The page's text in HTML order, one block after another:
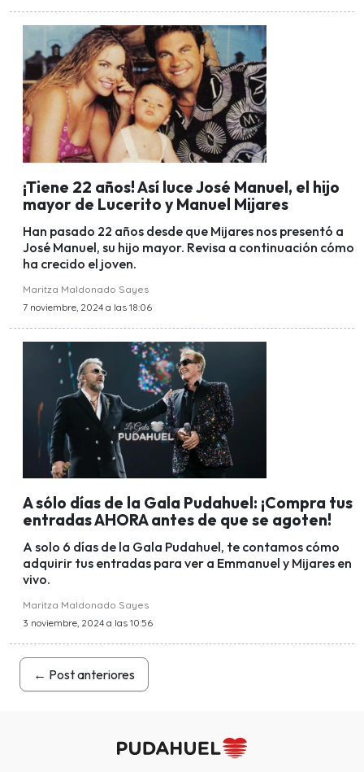
¡Tiene 22 años! Así luce José Manuel, el hijo
mayor de Lucerito y Manuel Mijares
Han pasado 22 años desde que Mijares nos presentó a
José Manuel, su hijo mayor. Revisa a continuación cómo
ha crecido el joven.
Maritza Maldonado Sayes
7 noviembre, 2024 a las 18:06
A sólo días de la Gala Pudahuel: ¡Compra tus
entradas AHORA antes de que se agoten!
A solo 6 días de la Gala Pudahuel, te contamos cómo
adquirir tus entradas para ver a Emmanuel y Mijares en
vivo.
Maritza Maldonado Sayes
3 noviembre, 2024 a las 10:56
← Post anteriores